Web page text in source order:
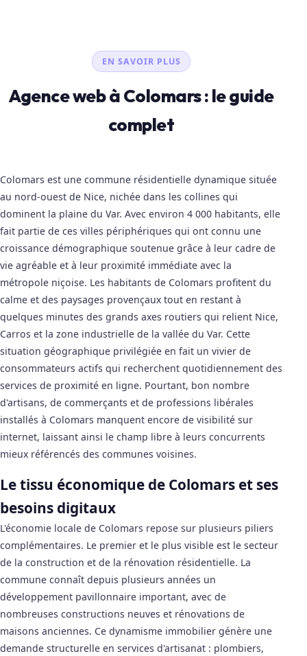
EN SAVOIR PLUS
Agence web à Colomars : le guide
complet
Colomars est une commune résidentielle dynamique située
au nord-ouest de Nice, nichée dans les collines qui
dominent la plaine du Var. Avec environ 4 000 habitants, elle
fait partie de ces villes périphériques qui ont connu une
croissance démographique soutenue grâce à leur cadre de
vie agréable et à leur proximité immédiate avec la
métropole niçoise. Les habitants de Colomars profitent du
calme et des paysages provençaux tout en restant à
quelques minutes des grands axes routiers qui relient Nice,
Carros et la zone industrielle de la vallée du Var. Cette
situation géographique privilégiée en fait un vivier de
consommateurs actifs qui recherchent quotidiennement des
services de proximité en ligne. Pourtant, bon nombre
d'artisans, de commerçants et de professions libérales
installés à Colomars manquent encore de visibilité sur
internet, laissant ainsi le champ libre à leurs concurrents
mieux référencés des communes voisines.
Le tissu économique de Colomars et ses
besoins digitaux
L'économie locale de Colomars repose sur plusieurs piliers
complémentaires. Le premier et le plus visible est le secteur
de la construction et de la rénovation résidentielle. La
commune connaît depuis plusieurs années un
développement pavillonnaire important, avec de
nombreuses constructions neuves et rénovations de
maisons anciennes. Ce dynamisme immobilier génère une
demande structurelle en services d'artisanat : plombiers,